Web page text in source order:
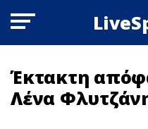
Έκτακτη
Λένα